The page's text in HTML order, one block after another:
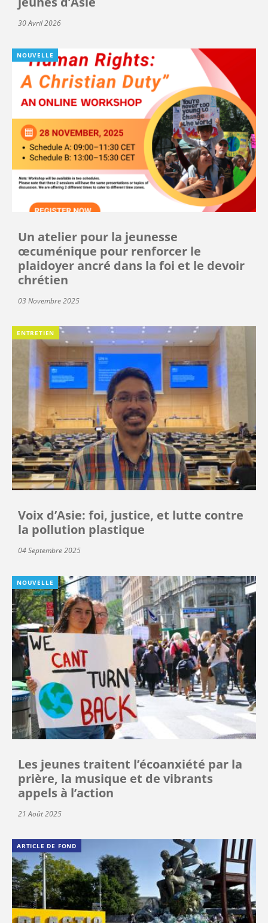
30 Avril 2026
NOUVELLE
Un atelier pour la jeunesse
œcuménique pour renforcer le
plaidoyer ancré dans la foi et le devoir
chrétien
03 Novembre 2025
ENTRETIEN
Voix d’Asie: foi, justice, et lutte contre
la pollution plastique
04 Septembre 2025
NOUVELLE
Les jeunes traitent l’écoanxiété par la
prière, la musique et de vibrants
appels à l’action
21 Août 2025
ARTICLE DE FOND